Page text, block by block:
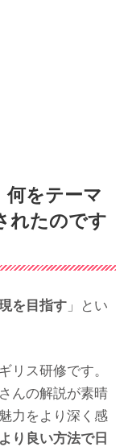
何をテーマ
れたのです
を目指す 」とい
リス研修です。
んの解説が素晴
力をより深く感
より良い方法で日